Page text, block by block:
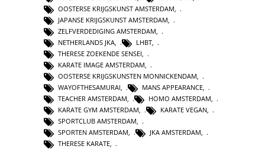
OOSTERSE KRIJGSKUNST AMSTERDAM
JAPANSE KRIJGSKUNST AMSTERDAM
ZELFVERDEDIGING AMSTERDAM
NETHERLANDS JKA
LHBT
THERESE ZOEKENDE SENSEI
KARATE IMAGE AMSTERDAM
OOSTERSE KRIJGSKUNSTEN MONNICKENDAM,
WAYOFTHESAMURAI, MANS APPEARANCE,
TEACHER AMSTERDAM, HOMO AMSTERDAM,
KARATE GYM AMSTERDAM, KARATE VEGAN,
SPORTCLUB AMSTERDAM,
SPORTEN AMSTERDAM, JKA AMSTERDAM,
THERESE KARATE,